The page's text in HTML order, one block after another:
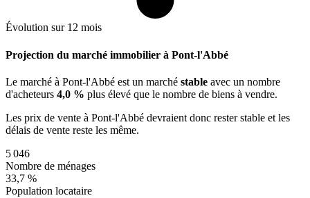
Évolution sur 12 mois
Projection du marché immobilier à Pont-l'Abbé
Le marché à Pont-l'Abbé est un marché stable avec un nombre
d'acheteurs 4,0 % plus élevé que le nombre de biens à vendre.
Les prix de vente à Pont-l'Abbé devraient donc rester stable et les
délais de vente reste les même.
5 046
Nombre de ménages
33,7 %
Population locataire